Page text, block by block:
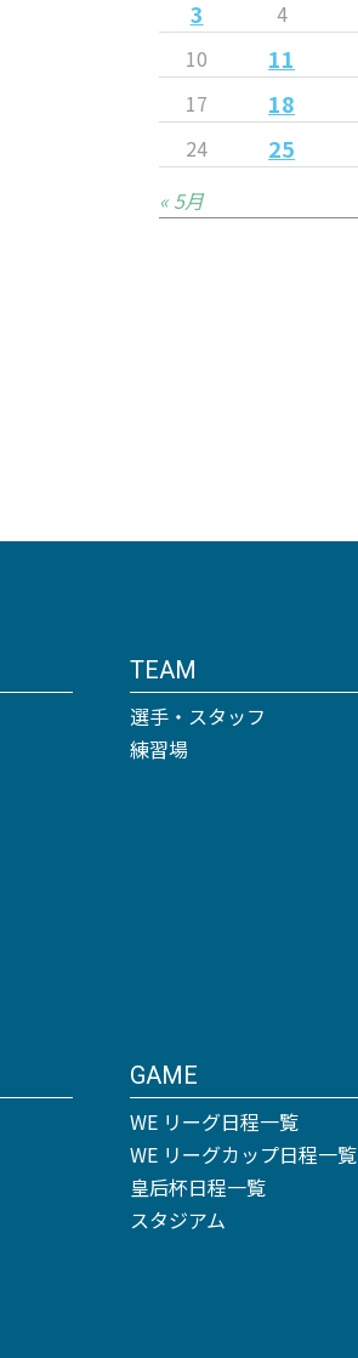
3
4
10 11
17 18
24
25
« 5月
TEAM
選手・スタッフ
練習場
GAME
WE リーグ日程一覧
WE リーグカップ日程一覧
皇后杯日程一覧
スタジアム